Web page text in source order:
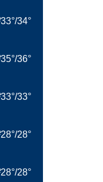
33°/34°
35°/36°
33°/33°
28°/28°
28°/28°